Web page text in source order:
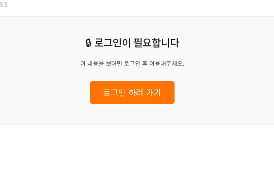
🔒 로그인이 필요합니다
이 내용을 보려면 로그인 후 이용해주세요.
로그인 하러 가기